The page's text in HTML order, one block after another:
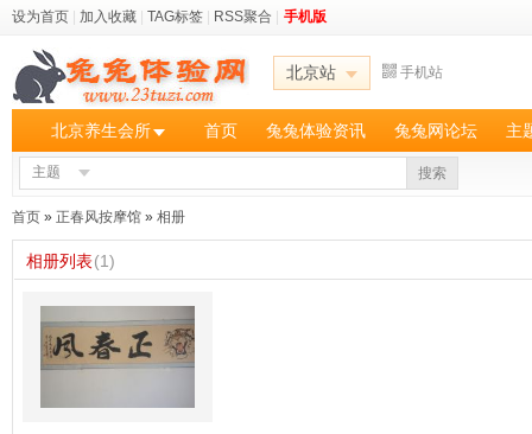
设为首页 加入收藏 TAG标签 RSS聚合 手机版
北京站 手机站
北京养生会所 首页 兔兔体验资讯 兔兔网论坛 主
主题 搜索
首页 » 正春风按摩馆 » 相册
相册列表(1)